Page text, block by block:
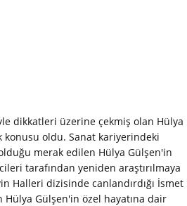
dikkatleri üzerine çekmiş olan Hülya
konusu oldu. Sanat kariyerindeki
olduğu merak edilen Hülya Gülşen'in
tarafından yeniden araştırılmaya
Halleri dizisinde canlandırdığı İsmet
Gülşen'in özel hayatına dair